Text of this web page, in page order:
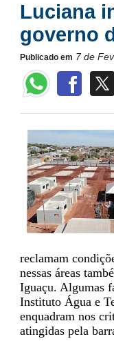
Luciana
governo
Publicado em 7 de
reclamam
nessas áreas
Iguaçu. Algumas
Instituto Água e
enquadram nos
atingidas pela